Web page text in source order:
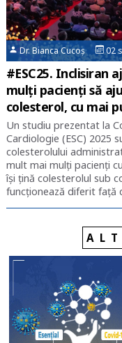
Dr. Bianca Cucoș 02
#ESC25. Inclisiran
mulți pacienți să
colesterol, cu mai
Un studiu prezentat la
Cardiologie (ESC) 2025
colesterolului
mult mai mulți pacienți
își țină colesterolul sub
funcționează diferit față